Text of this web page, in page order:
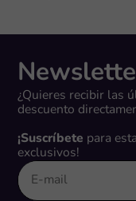
¿Quieres recibir las
descuento
¡Suscríbete para
exclusivos!